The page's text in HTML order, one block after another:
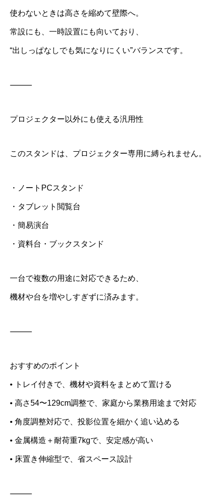
使わないときは高さを縮めて壁際へ。
常設にも、一時設置にも向いており、
“出しっぱなしでも気になりにくい”バランスです。
⸻
プロジェクター以外にも使える汎用性
このスタンドは、プロジェクター専用に縛られません。
・ノートPCスタンド
・タブレット閲覧台
・簡易演台
・資料台・ブックスタンド
一台で複数の用途に対応できるため、
機材や台を増やしすぎずに済みます。
⸻
おすすめのポイント
• トレイ付きで、機材や資料をまとめて置ける
• 高さ54〜129cm調整で、家庭から業務用途まで対応
• 角度調整対応で、投影位置を細かく追い込める
• 金属構造＋耐荷重7kgで、安定感が高い
• 床置き伸縮型で、省スペース設計
⸻